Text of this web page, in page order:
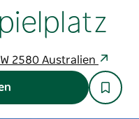
2580 Australien